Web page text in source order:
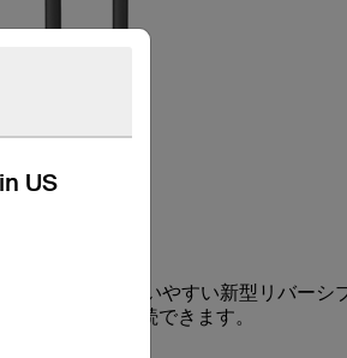
US
USB-Cは、使いやすい新型リバーシ
ルを機器に接続できます。